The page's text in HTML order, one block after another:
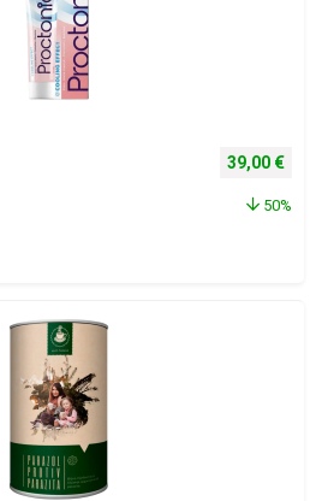
Izvorna
39,00 €
50%